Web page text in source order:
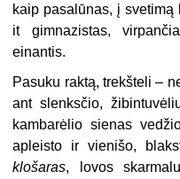
kaip pasalūnas, į
it gimnazistas,
einantis.
Pasuku raktą, trekšteli –
ant slenksčio,
kambarėlio sienas
apleisto ir vienišo,
klošaras, lovos